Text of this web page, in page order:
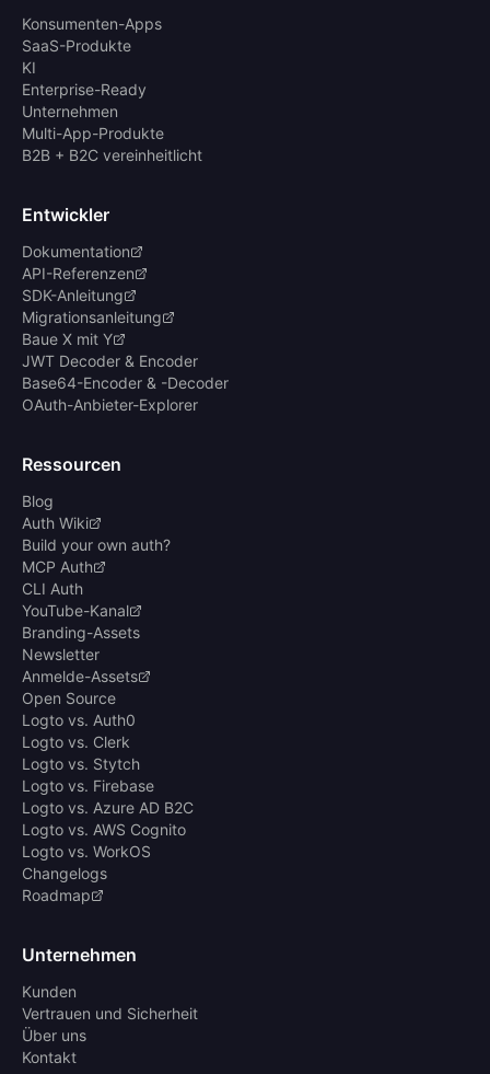
Konsumenten-Apps
SaaS-Produkte
KI
Enterprise-Ready
Unternehmen
Multi-App-Produkte
B2B + B2C vereinheitlicht
Entwickler
Dokumentation
API-Referenzen
SDK-Anleitung
Migrationsanleitung
Baue X mit Y
JWT Decoder & Encoder
Base64-Encoder & -Decoder
OAuth-Anbieter-Explorer
Ressourcen
Blog
Auth Wiki
Build your own auth?
MCP Auth
CLI Auth
YouTube-Kanal
Branding-Assets
Newsletter
Anmelde-Assets
Open Source
Logto vs. Auth0
Logto vs. Clerk
Logto vs. Stytch
Logto vs. Firebase
Logto vs. Azure AD B2C
Logto vs. AWS Cognito
Logto vs. WorkOS
Changelogs
Roadmap
Unternehmen
Kunden
Vertrauen und Sicherheit
Über uns
Kontakt